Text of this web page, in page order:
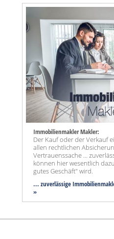
Immobilienmakler Makler:
Der Kauf oder der Verkauf
allen rechtlichen
Vertrauenssache ...
können hier wesentlich
gutes Geschäft" wird.
... zuverlässige
»